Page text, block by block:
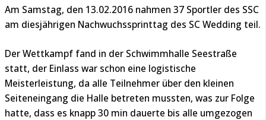
Am Samstag, den 13.02.2016 nahmen 37 Sportler des SSC
am diesjährigen Nachwuchssprinttag des SC Wedding teil.
Der Wettkampf fand in der Schwimmhalle Seestraße
statt, der Einlass war schon eine logistische
Meisterleistung, da alle Teilnehmer über den kleinen
Seiteneingang die Halle betreten mussten, was zur Folge
hatte, dass es knapp 30 min dauerte bis alle umgezogen